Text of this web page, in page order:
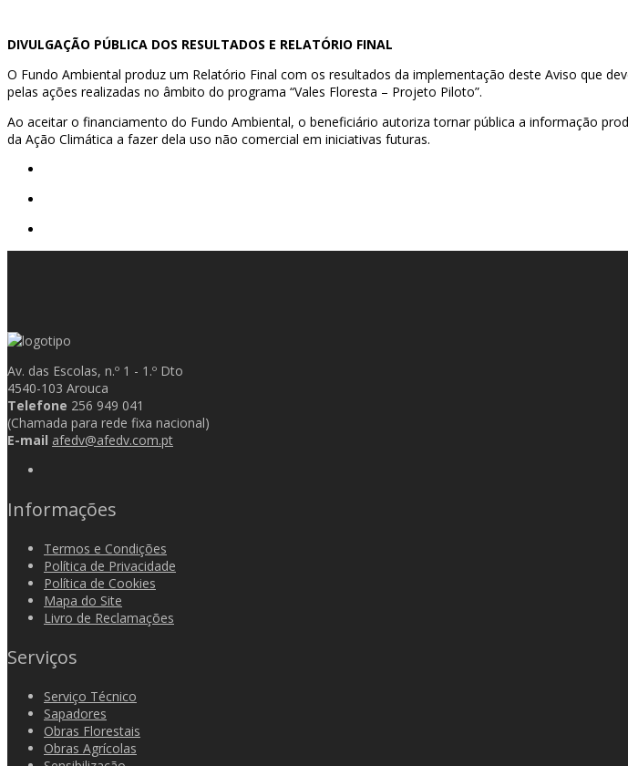
DIVULGAÇÃO PÚBLICA DOS RESULTADOS E RELATÓRIO FINAL
O Fundo Ambiental produz um Relatório Final com os resultados da implementação deste Aviso que
pelas ações realizadas no âmbito do programa “Vales Floresta – Projeto Piloto”.
Ao aceitar o financiamento do Fundo Ambiental, o beneficiário autoriza tornar pública a informação
da Ação Climática a fazer dela uso não comercial em iniciativas futuras.
Av. das Escolas, n.º 1 - 1.º Dto
4540-103 Arouca
Telefone 256 949 041
(Chamada para rede fixa nacional)
E-mail afedv@afedv.com.pt
Informações
Termos e Condições
Política de Privacidade
Política de Cookies
Mapa do Site
Livro de Reclamações
Serviços
Serviço Técnico
Sapadores
Obras Florestais
Obras Agrícolas